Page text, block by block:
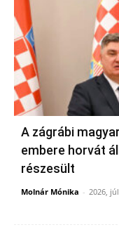
A zágrábi
embere horvát
részesült
Molnár Mónika - 2026,